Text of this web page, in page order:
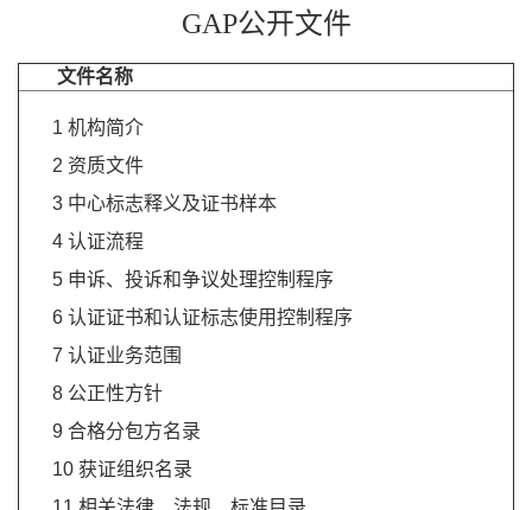
GAP公开文件
文件名称
1 机构简介
2 资质文件
3 中心标志释义及证书样本
4 认证流程
5 申诉、投诉和争议处理控制程序
6 认证证书和认证标志使用控制程序
7 认证业务范围
8 公正性方针
9 合格分包方名录
10 获证组织名录